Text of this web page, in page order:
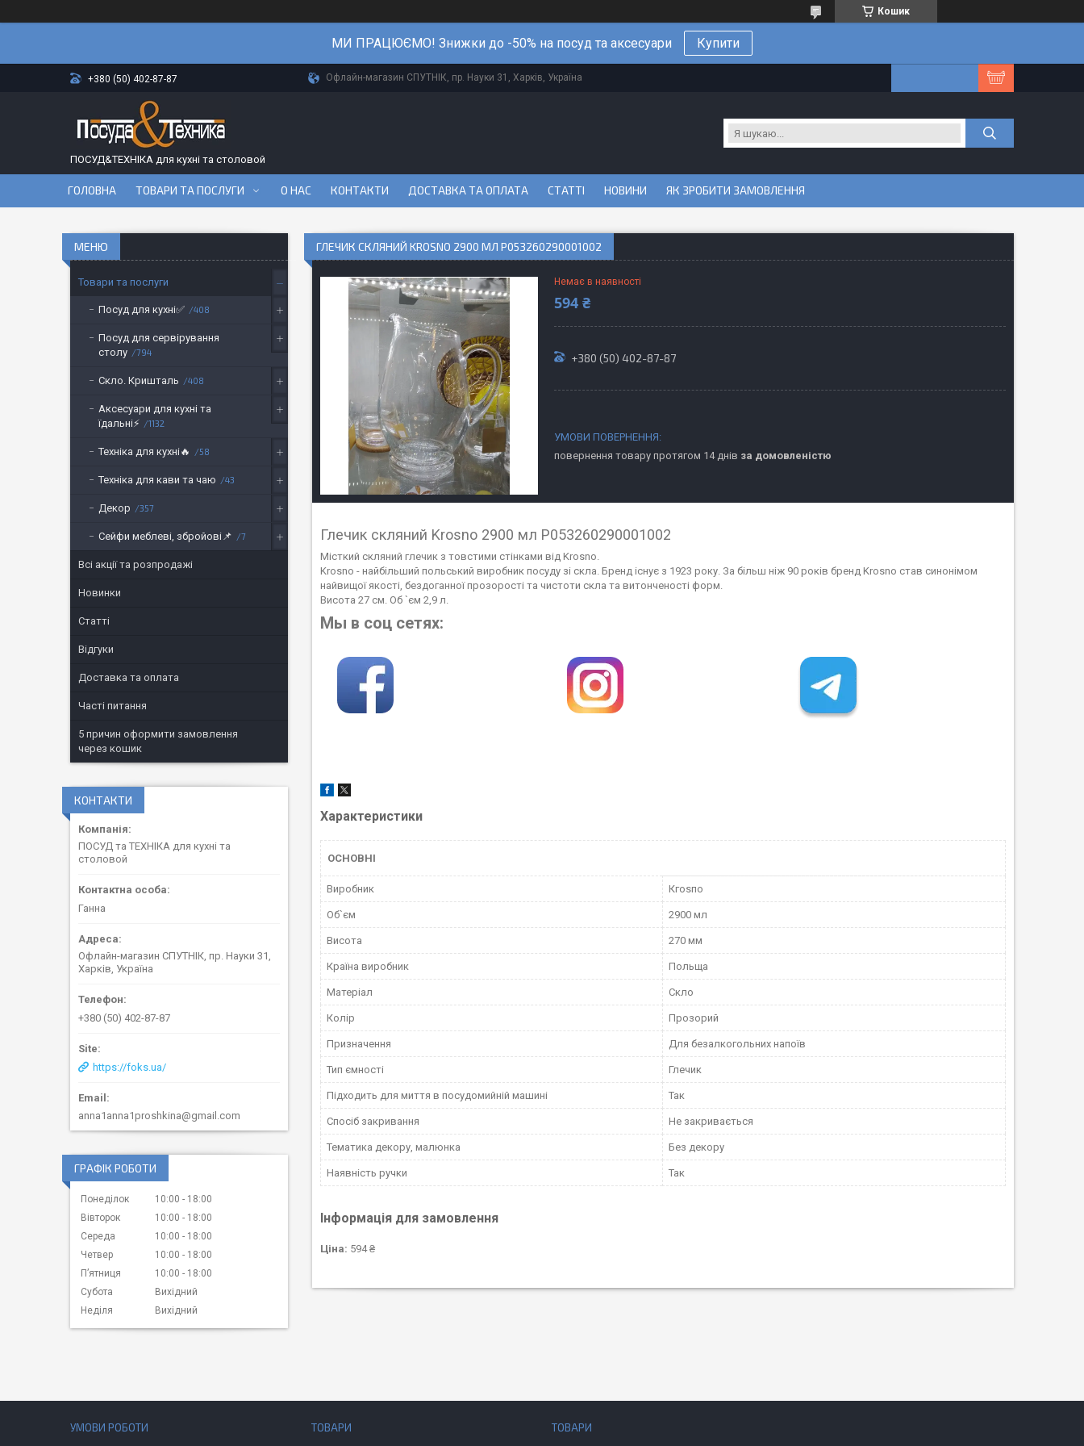
Кошик
МИ ПРАЦЮЄМО! Знижки до -50% на посуд та аксесуари Купити
+380 (50) 402-87-87 Офлайн-магазин СПУТНІК, пр. Науки 31, Харків, Україна
ПОСУД&ТЕХНІКА для кухні та столовой
ГОЛОВНА ТОВАРИ ТА ПОСЛУГИ О НАС КОНТАКТИ ДОСТАВКА ТА ОПЛАТА СТАТТІ НОВИНИ ЯК ЗРОБИТИ ЗАМОВЛЕННЯ
ГЛЕЧИК СКЛЯНИЙ KROSNO 2900 МЛ P053260290001002
Немає в наявності
594 ₴
+380 (50) 402-87-87
повернення товару протягом 14 днів за домовленістю
Глечик скляний Krosno 2900 мл P053260290001002
Місткий скляний глечик з товстими стінками від Krosno.
Krosno - найбільший польський виробник посуду зі скла. Бренд існує з 1923 року. За більш ніж 90 років бренд Krosno став синонімом
найвищої якості, бездоганної прозорості та чистоти скла та витонченості форм.
Висота 27 см. Об `єм 2,9 л.
Мы в соц сетях:
Характеристики
ОСНОВНІ
Виробник Кгоѕпо
Об`єм 2900 мл
Висота 270 мм
Країна виробник Польща
Матеріал Скло
Колір Прозорий
Призначення Для безалкогольних напоїв
Тип ємності Глечик
Підходить для миття в посудомийній машині Так
Спосіб закривання Не закривається
Тематика декору, малюнка Без декору
Наявність ручки Так
Інформація для замовлення
Ціна: 594 ₴
Товари та послуги
Посуд для кухні✅ 408
Посуд для сервірування
столу
794
Скло. Кришталь 408
Аксесуари для кухні та
їдальні⚡
1132
Техніка для кухні🔥 58
Техніка для кави та чаю 43
Декор 357
Сейфи меблеві, збройові📌 7
Всі акції та розпродажі
Новинки
Статті
Відгуки
Доставка та оплата
Часті питання
5 причин оформити замовлення
через кошик
КОНТАКТИ
ПОСУД та ТЕХНІКА для кухні та
столовой
Ганна
Офлайн-магазин СПУТНІК, пр. Науки 31,
Харків, Україна
+380 (50) 402-87-87
https://foks.ua/
anna1anna1proshkina@gmail.com
ГРАФІК РОБОТИ
Понеділок 10:00
18:00
Вівторок
10:00
18:00
Середа
10:00
18:00
Четвер
10:00
18:00
Пʼятниця
10:00
18:00
Субота
Вихідний
Неділя
Вихідний
УМОВИ РОБОТИ ТОВАРИ ТОВАРИ